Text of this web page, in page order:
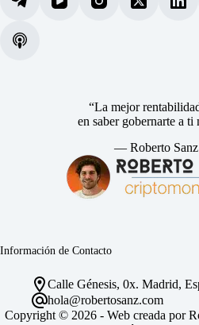
“La mejor
en saber gobernarte a ti
— Roberto Sanz
Información de Contacto
Calle Génesis, 0x. Madrid,
hola@robertosanz.com
Copyright © 2026 - Web creada por